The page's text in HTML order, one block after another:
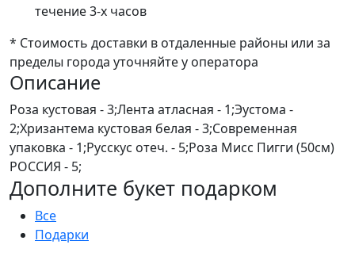
течение 3-х часов
* Стоимость доставки в отдаленные районы или за
пределы города уточняйте у оператора
Описание
Роза кустовая - 3;Лента атласная - 1;Эустома -
2;Хризантема кустовая белая - 3;Современная
упаковка - 1;Русскус отеч. - 5;Роза Мисс Пигги (50см)
РОССИЯ - 5;
Дополните букет подарком
Все
Подарки